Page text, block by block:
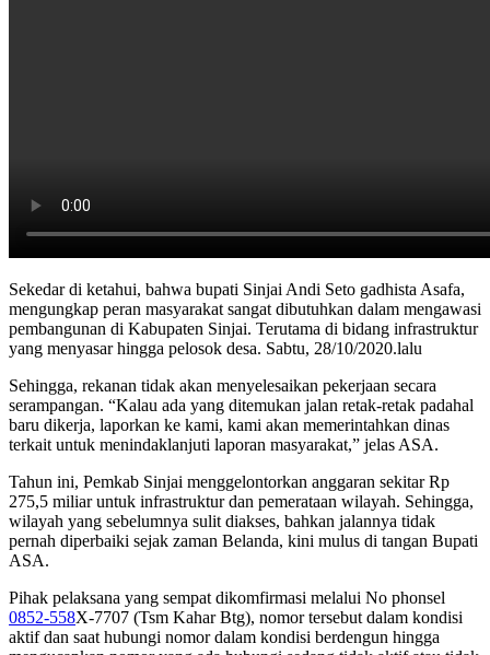
Sekedar di ketahui, bahwa bupati Sinjai Andi Seto gadhista Asafa,
mengungkap peran masyarakat sangat dibutuhkan dalam mengawasi
pembangunan di Kabupaten Sinjai. Terutama di bidang infrastruktur
yang menyasar hingga pelosok desa. Sabtu, 28/10/2020.lalu
Sehingga, rekanan tidak akan menyelesaikan pekerjaan secara
serampangan. “Kalau ada yang ditemukan jalan retak-retak padahal
baru dikerja, laporkan ke kami, kami akan memerintahkan dinas
terkait untuk menindaklanjuti laporan masyarakat,” jelas ASA.
Tahun ini, Pemkab Sinjai menggelontorkan anggaran sekitar Rp
275,5 miliar untuk infrastruktur dan pemerataan wilayah. Sehingga,
wilayah yang sebelumnya sulit diakses, bahkan jalannya tidak
pernah diperbaiki sejak zaman Belanda, kini mulus di tangan Bupati
ASA.
Pihak pelaksana yang sempat dikomfirmasi melalui No phonsel
0852-558X-7707 (Tsm Kahar Btg), nomor tersebut dalam kondisi
aktif dan saat hubungi nomor dalam kondisi berdengun hingga